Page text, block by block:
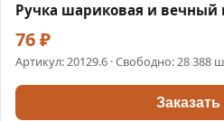
Ручка шариковая и вечный
76 ₽
Артикул:20129.6 · Свободно: 28 388
Заказать